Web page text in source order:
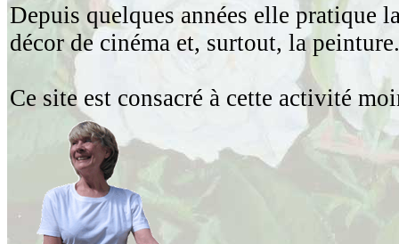
Depuis quelques années elle pratique
décor de cinéma et, surtout, la
Ce site est consacré à cette activité